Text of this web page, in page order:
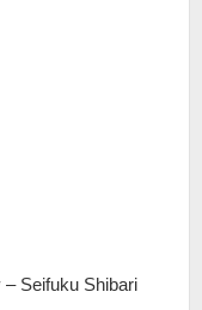
Seifuku Shibari